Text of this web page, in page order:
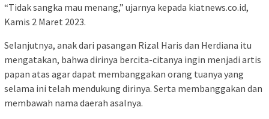
“Tidak sangka mau menang,” ujarnya kepada kiatnews.co.id,
Kamis 2 Maret 2023.
Selanjutnya, anak dari pasangan Rizal Haris dan Herdiana itu
mengatakan, bahwa dirinya bercita-citanya ingin menjadi artis
papan atas agar dapat membanggakan orang tuanya yang
selama ini telah mendukung dirinya. Serta membanggakan dan
membawah nama daerah asalnya.